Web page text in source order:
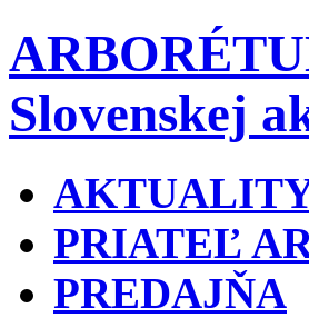
Slovenskej
PRIATEĽ
PREDAJŇA